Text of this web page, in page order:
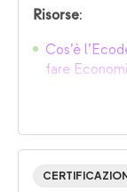
Risorse:
Cos’è
fare